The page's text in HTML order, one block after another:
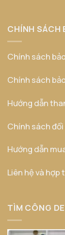
CHÍNH SÁCH
Chính sách
Chính sách
Hướng dẫn
Chính sách
Hướng dẫn
Liên hệ và hợp
TÌM CÔNG